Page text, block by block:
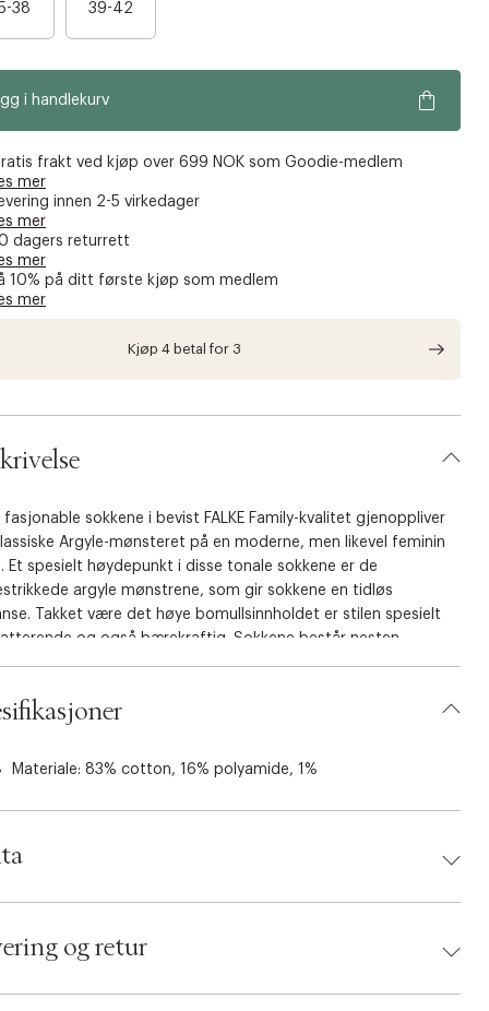
38
n
o
e
f
å
g
39-42
i handlekurv
frakt ved kjøp over 699 NOK som Goodie-medlem
mer
innen 2-5 virkedager
mer
dagers returrett
mer
10% på ditt første kjøp som medlem
mer
Kjøp 4 betal for 3
fasjonable sokkene i bevist FALKE Family-kvalitet gjenoppliver
Argyle-mønsteret på en moderne, men likevel feminin
Et spesielt høydepunkt i disse tonale sokkene er de
argyle mønstrene, som gir sokkene en tidløs
Takket være det høye bomullsinnholdet er stilen spesielt
og også bærekraftig. Sokkene består nesten
av FALKE WE CARE COTTON, en ressursbesparende og
garn for mer elastisitet og høy holdbarhet av
Materiale: 83% cotton, 16% polyamide, 1%
Size: 35-38
og retur